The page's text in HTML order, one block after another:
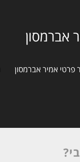
אברמסון
פרטי אמיר אברמסון